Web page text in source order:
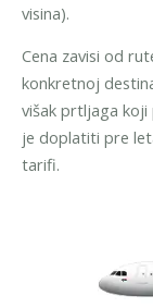
visina).
Cena zavisi od
konkretnoj
višak prtljaga
je doplatiti pre
tarifi.